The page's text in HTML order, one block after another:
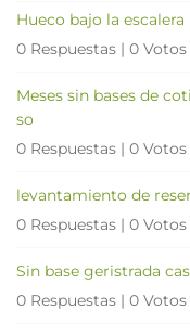
Hueco bajo la escalera
0 Respuestas | 0 Votos
Meses sin bases de
so
0 Respuestas | 0 Votos
levantamiento de
0 Respuestas | 0 Votos
Sin base geristrada
0 Respuestas | 0 Votos